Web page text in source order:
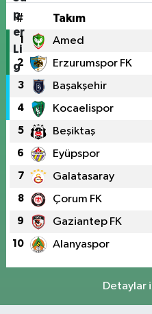
# Takım
1 Amed
2 Erzurumspor FK
3 Başakşehir
4 Kocaelispor
5 Beşiktaş
6 Eyüpspor
7 Galatasaray
8 Çorum FK
9 Gaziantep FK
10 Alanyaspor
Detaylar